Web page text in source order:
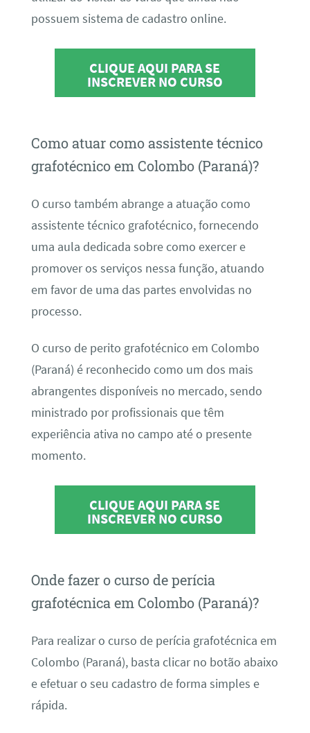
possuem sistema de cadastro online.
CLIQUE AQUI PARA SE
INSCREVER NO CURSO
Como atuar como assistente técnico
grafotécnico em Colombo (Paraná)?
O curso também abrange a atuação como
assistente técnico grafotécnico, fornecendo
uma aula dedicada sobre como exercer e
promover os serviços nessa função, atuando
em favor de uma das partes envolvidas no
processo.
O curso de perito grafotécnico em Colombo
(Paraná) é reconhecido como um dos mais
abrangentes disponíveis no mercado, sendo
ministrado por profissionais que têm
experiência ativa no campo até o presente
momento.
CLIQUE AQUI PARA SE
INSCREVER NO CURSO
Onde fazer o curso de perícia
grafotécnica em Colombo (Paraná)?
Para realizar o curso de perícia grafotécnica em
Colombo (Paraná), basta clicar no botão abaixo
e efetuar o seu cadastro de forma simples e
rápida.